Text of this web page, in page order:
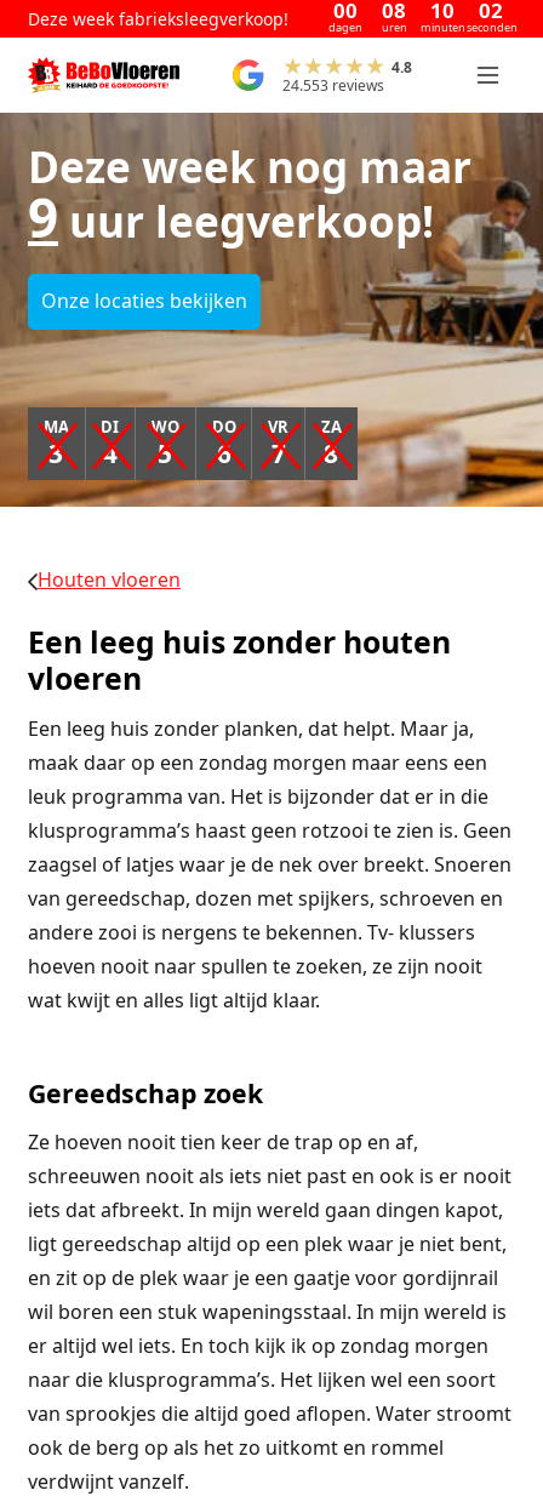
Deze week fabrieksleegverkoop! 00
dagen
08
uren
10
minuten
02
seconden
4.8
24.553 reviews
Deze week nog maar
9uur leegverkoop!
Onze locaties bekijken
MA
3
DI
4
WO
5
DO
6
VR
7
ZA
8
Houten vloeren
Een leeg huis zonder houten
vloeren
Een leeg huis zonder planken, dat helpt. Maar ja,
maak daar op een zondag morgen maar eens een
leuk programma van. Het is bijzonder dat er in die
klusprogramma’s haast geen rotzooi te zien is. Geen
zaagsel of latjes waar je de nek over breekt. Snoeren
van gereedschap, dozen met spijkers, schroeven en
andere zooi is nergens te bekennen. Tv- klussers
hoeven nooit naar spullen te zoeken, ze zijn nooit
wat kwijt en alles ligt altijd klaar.
Gereedschap zoek
Ze hoeven nooit tien keer de trap op en af,
schreeuwen nooit als iets niet past en ook is er nooit
iets dat afbreekt. In mijn wereld gaan dingen kapot,
ligt gereedschap altijd op een plek waar je niet bent,
en zit op de plek waar je een gaatje voor gordijnrail
wil boren een stuk wapeningsstaal. In mijn wereld is
er altijd wel iets. En toch kijk ik op zondag morgen
naar die klusprogramma’s. Het lijken wel een soort
van sprookjes die altijd goed aflopen. Water stroomt
ook de berg op als het zo uitkomt en rommel
verdwijnt vanzelf.